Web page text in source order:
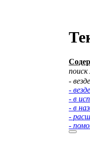
поиск
- везде
- везде
- в
- в
-
-